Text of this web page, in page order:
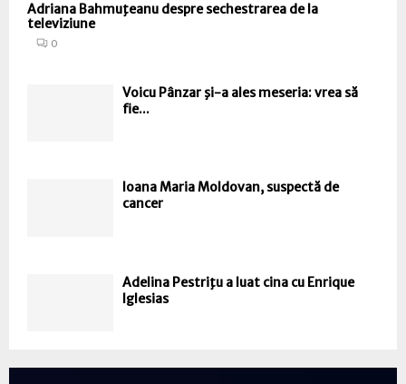
Adriana Bahmuţeanu despre sechestrarea de la
televiziune
0
Voicu Pânzar şi-a ales meseria: vrea să
fie...
Ioana Maria Moldovan, suspectă de
cancer
Adelina Pestriţu a luat cina cu Enrique
Iglesias